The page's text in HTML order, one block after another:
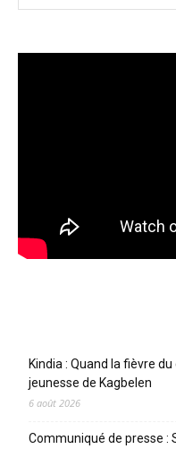
Kindia : Quand la fièvre
jeunesse de Kagbelen
6 août 2026
Communiqué de presse :